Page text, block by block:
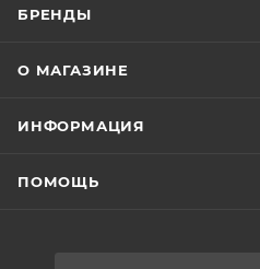
БРЕНДЫ
О МАГАЗИНЕ
ИНФОРМАЦИЯ
ПОМОЩЬ